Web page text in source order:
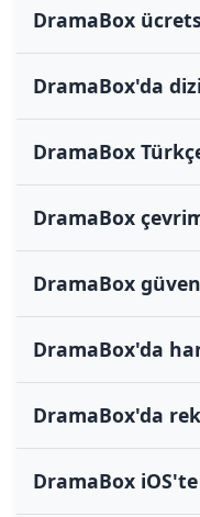
DramaBox
DramaBox'da
DramaBox
DramaBox
DramaBox
DramaBox'da
DramaBox'da
DramaBox iOS'te